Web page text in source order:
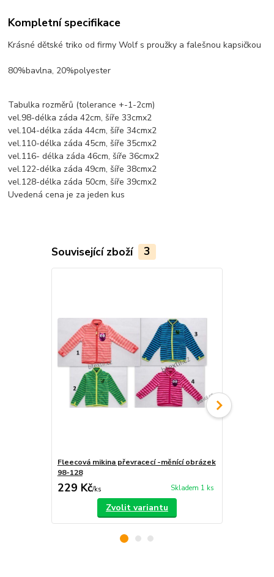
Kompletní specifikace
Krásné dětské triko od firmy Wolf s proužky a falešnou kapsičkou
80%bavlna, 20%polyester
Tabulka rozměrů (tolerance +-1-2cm)
vel.98-délka záda 42cm, šíře 33cmx2
vel.104-délka záda 44cm, šíře 34cmx2
vel.110-délka záda 45cm, šíře 35cmx2
vel.116- délka záda 46cm, šíře 36cmx2
vel.122-délka záda 49cm, šíře 38cmx2
vel.128-délka záda 50cm, šíře 39cmx2
Uvedená cena je za jeden kus
Související zboží 3
Fleecová mikina převracecí -měnící obrázek
98-128
229 Kč/ks Skladem 1 ks
Zvolit variantu